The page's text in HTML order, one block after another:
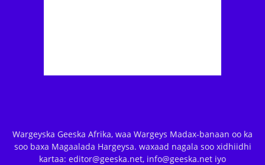
Wargeyska Geeska Afrika, waa Wargeys Madax-banaan oo ka
soo baxa Magaalada Hargeysa. waxaad nagala soo xidhiidhi
kartaa: editor@geeska.net, info@geeska.net iyo